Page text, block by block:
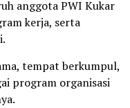
anggota PWI Kukar
kerja, serta
tempat berkumpul,
program organisasi